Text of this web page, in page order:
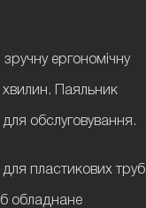
ергономічну
хвилин. Паяльник
для обслуговування.
пластикових труб
обладнане